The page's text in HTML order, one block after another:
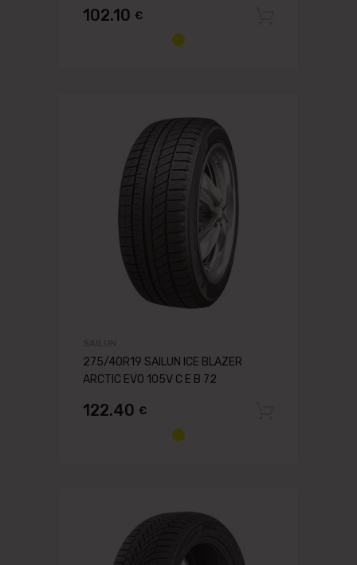
102.10 €
275/40R19 SAILUN ICE BLAZER
ARCTIC EVO 105V C E B 72
122.40 €